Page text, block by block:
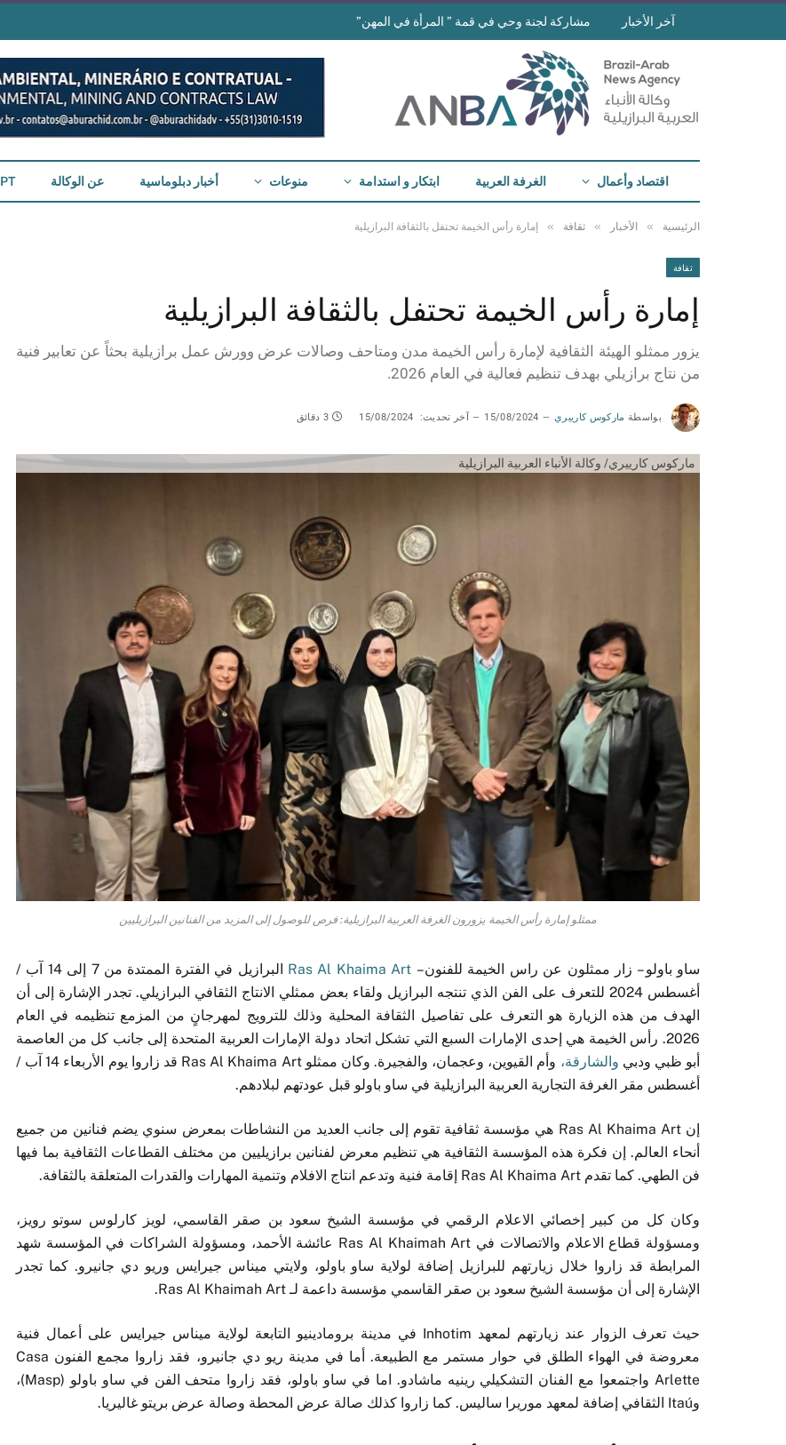
آخر الأخبار مشاركة لجنة وحي في قمة ” المرأة في المهن”
اقتصاد وأعمال الغرفة العربية ابتكار و استدامة منوعات أخبار دبلوماسية عن الوكالة PT
الرئيسية » الأخبار » ثقافة » إمارة رأس الخيمة تحتفل بالثقافة البرازيلية
ثقافة
إمارة رأس الخيمة تحتفل بالثقافة البرازيلية
يزور ممثلو الهيئة الثقافية لإمارة رأس الخيمة مدن ومتاحف وصالات عرض وورش عمل برازيلية بحثاً عن تعابير فنية
من نتاج برازيلي بهدف تنظيم فعالية في العام 2026.
بواسطة ماركوس كارييري 15/08/2024 آخر تحديث: 15/08/2024 3 دقائق
ماركوس كارييري/ وكالة الأنباء العربية البرازيلية
ممثلو إمارة رأس الخيمة يزورون الغرفة العربية البرازيلية: فرص للوصول إلى المزيد من الفنانين البرازيليين
ساو باولو – زار ممثلون عن راس الخيمة للفنون – Ras Al Khaima Art
البرازيل في الفترة الممتدة من 7 إلى 14 آب /
أغسطس 2024 للتعرف على الفن الذي تنتجه البرازيل ولقاء بعض ممثلي الانتاج الثقافي البرازيلي. تجدر الإشارة إلى أن
الهدف من هذه الزيارة هو التعرف على تفاصيل الثقافة المحلية وذلك للترويج لمهرجانٍ من المزمع تنظيمه في العام
2026. رأس الخيمة هي إحدى الإمارات السبع التي تشكل اتحاد دولة الإمارات العربية المتحدة إلى جانب كل من العاصمة
أبو ظبي ودبي والشارقة،
وأم القيوين، وعجمان، والفجيرة. وكان ممثلو Ras Al Khaima Art قد زاروا يوم الأربعاء 14 آب /
أغسطس مقر الغرفة التجارية العربية البرازيلية في ساو باولو قبل عودتهم لبلادهم.
إن Ras Al Khaima Art هي مؤسسة ثقافية تقوم إلى جانب العديد من النشاطات بمعرض سنوي يضم فنانين من جميع
أنحاء العالم. إن فكرة هذه المؤسسة الثقافية هي تنظيم معرض لفنانين برازيليين من مختلف القطاعات الثقافية بما فيها
فن الطهي. كما تقدم Ras Al Khaima Art إقامة فنية وتدعم انتاج الافلام وتنمية المهارات والقدرات المتعلقة بالثقافة.
وكان كل من كبير إخصائي الاعلام الرقمي في مؤسسة الشيخ سعود بن صقر القاسمي، لويز كارلوس سوتو رويز،
ومسؤولة قطاع الاعلام والاتصالات في Ras Al Khaimah Art عائشة الأحمد، ومسؤولة الشراكات في المؤسسة شهد
المرابطة قد زاروا خلال زيارتهم للبرازيل إضافة لولاية ساو باولو، ولايتي ميناس جيرايس وريو دي جانيرو. كما تجدر
الإشارة إلى أن مؤسسة الشيخ سعود بن صقر القاسمي مؤسسة داعمة لـ Ras Al Khaimah Art.
حيث تعرف الزوار عند زيارتهم لمعهد Inhotim في مدينة برومادينيو التابعة لولاية ميناس جيرايس على أعمال فنية
معروضة في الهواء الطلق في حوار مستمر مع الطبيعة. أما في مدينة ريو دي جانيرو، فقد زاروا مجمع الفنون Casa
Arlette واجتمعوا مع الفنان التشكيلي رينيه ماشادو. اما في ساو باولو، فقد زاروا متحف الفن في ساو باولو (Masp)،
وItaú الثقافي إضافة لمعهد موريرا ساليس. كما زاروا كذلك صالة عرض المحطة وصالة عرض بريتو غاليريا.